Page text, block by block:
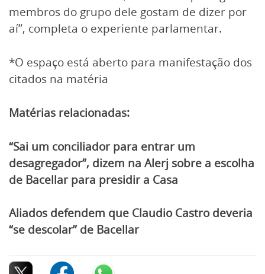
membros do grupo dele gostam de dizer por
aí”, completa o experiente parlamentar.
*O espaço está aberto para manifestação dos
citados na matéria
Matérias relacionadas:
“Sai um conciliador para entrar um
desagregador”, dizem na Alerj sobre a escolha
de Bacellar para presidir a Casa
Aliados defendem que Claudio Castro deveria
“se descolar” de Bacellar